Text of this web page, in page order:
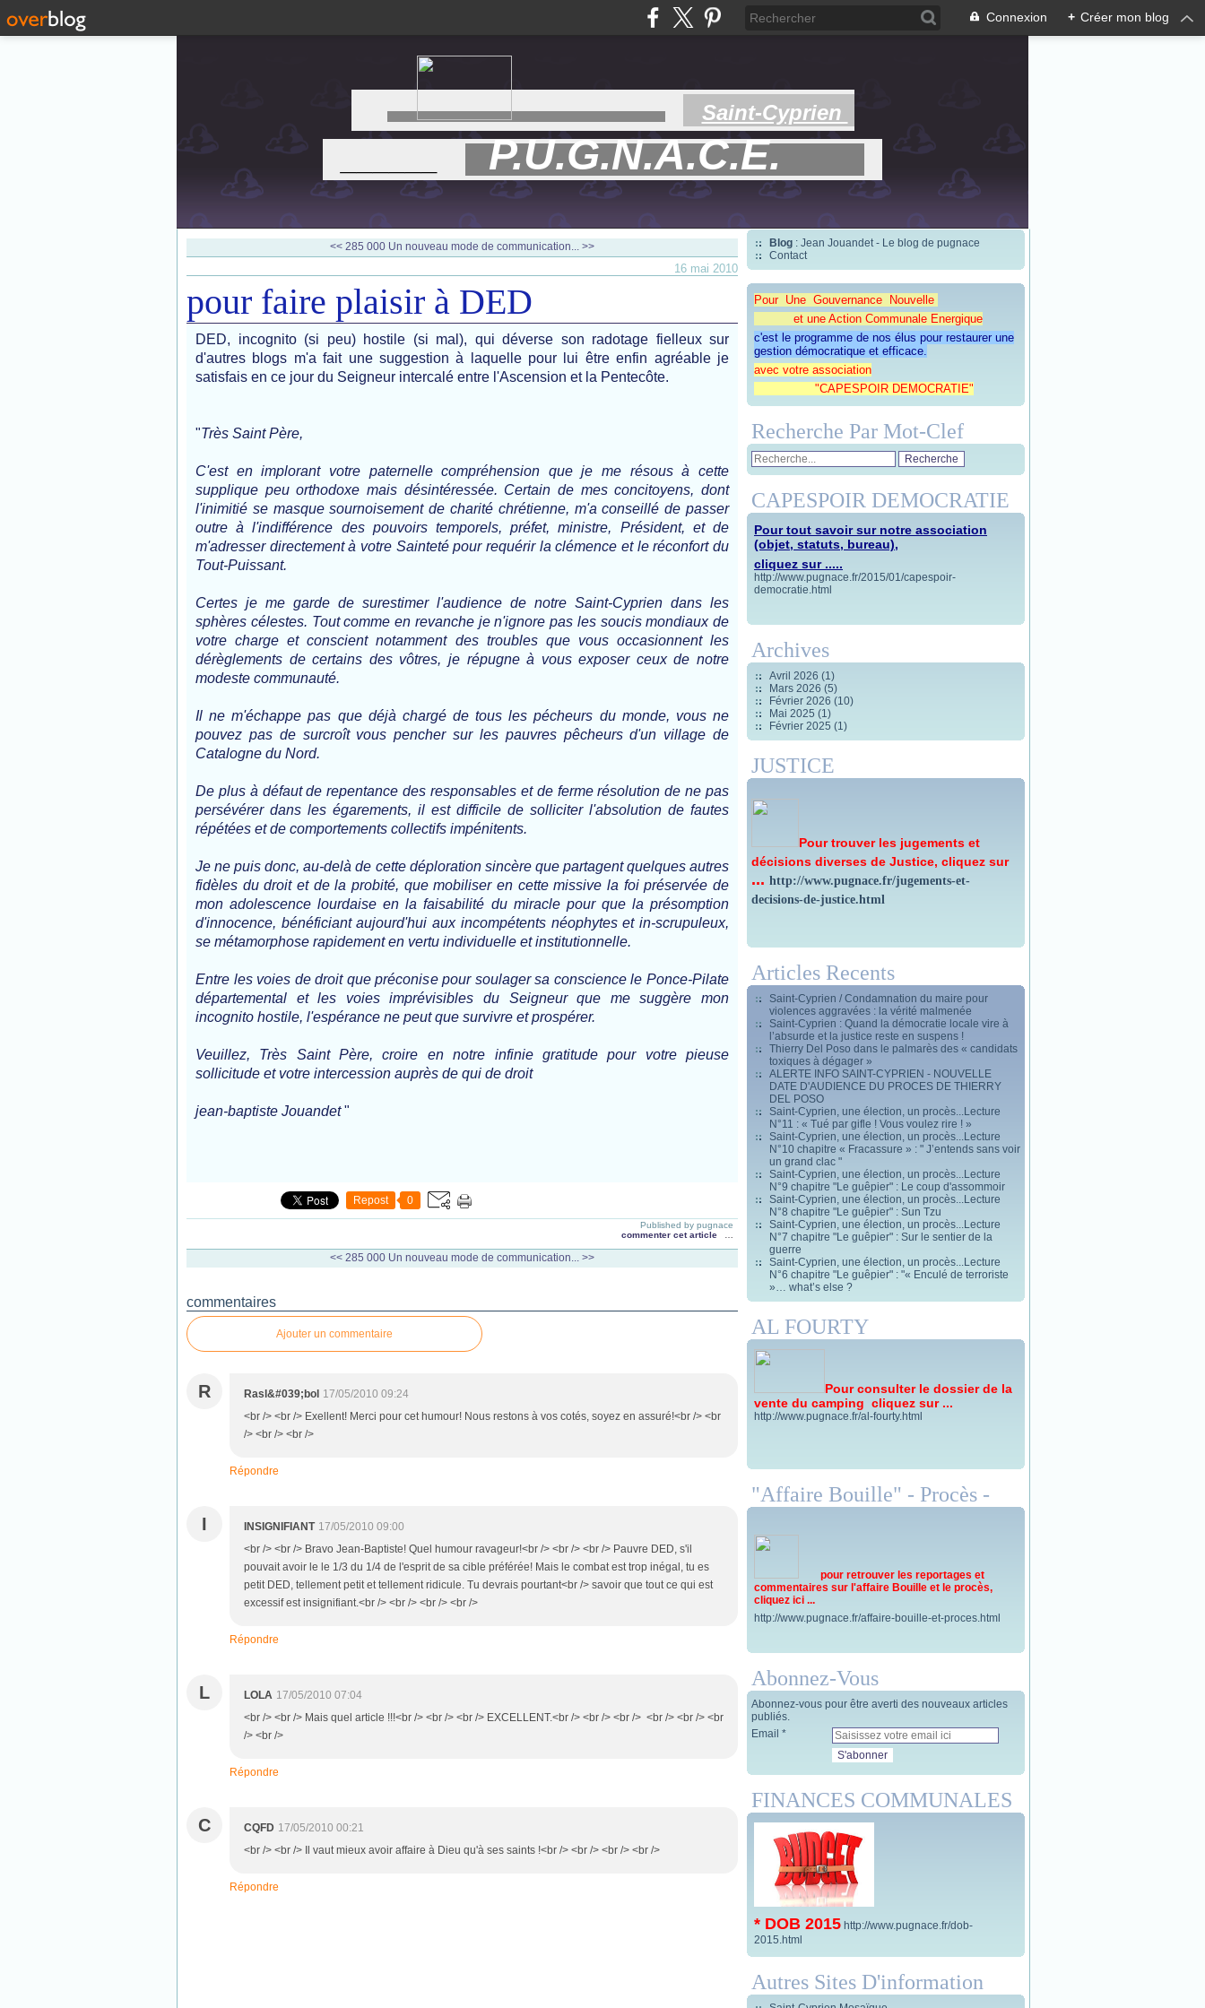
Connexion + Créer mon blog
Saint-Cyprien
P.U.G.N.A.C.E.
<< 285 000 Un nouveau mode de communication... >>
16 mai 2010
pour faire plaisir à DED
DED, incognito (si peu) hostile (si mal), qui déverse son radotage fielleux sur
d'autres blogs m'a fait une suggestion à laquelle pour lui être enfin agréable je
satisfais en ce jour du Seigneur intercalé entre l'Ascension et la Pentecôte.
"Très Saint Père,
C'est en implorant votre paternelle compréhension que je me résous à cette
supplique peu orthodoxe mais désintéressée. Certain de mes concitoyens, dont
l'inimitié se masque sournoisement de charité chrétienne, m'a conseillé de passer
outre à l'indifférence des pouvoirs temporels, préfet, ministre, Président, et de
m'adresser directement à votre Sainteté pour requérir la clémence et le réconfort du
Tout-Puissant.
Certes je me garde de surestimer l'audience de notre Saint-Cyprien dans les
sphères célestes. Tout comme en revanche je n'ignore pas les soucis mondiaux de
votre charge et conscient notamment des troubles que vous occasionnent les
dérèglements de certains des vôtres, je répugne à vous exposer ceux de notre
modeste communauté.
Il ne m'échappe pas que déjà chargé de tous les pécheurs du monde, vous ne
pouvez pas de surcroît vous pencher sur les pauvres pêcheurs d'un village de
Catalogne du Nord.
De plus à défaut de repentance des responsables et de ferme résolution de ne pas
persévérer dans les égarements, il est difficile de solliciter l'absolution de fautes
répétées et de comportements collectifs impénitents.
Je ne puis donc, au-delà de cette déploration sincère que partagent quelques autres
fidèles du droit et de la probité, que mobiliser en cette missive la foi préservée de
mon adolescence lourdaise en la faisabilité du miracle pour que la présomption
d'innocence, bénéficiant aujourd'hui aux incompétents néophytes et in-scrupuleux,
se métamorphose rapidement en vertu individuelle et institutionnelle.
Entre les voies de droit que préconise pour soulager sa conscience le Ponce-Pilate
départemental et les voies imprévisibles du Seigneur que me suggère mon
incognito hostile, l'espérance ne peut que survivre et prospérer.
Veuillez, Très Saint Père, croire en notre infinie gratitude pour votre pieuse
sollicitude et votre intercession auprès de qui de droit
jean-baptiste Jouandet"
Repost 0
Published by pugnace
commenter cet article
<< 285 000 Un nouveau mode de communication... >>
commentaires
Ajouter un commentaire
R Rasl&#039;bol 17/05/2010 09:24
<br /> <br /> Exellent! Merci pour cet humour! Nous restons à vos cotés, soyez en assuré!<br /> <br
/> <br /> <br />
Répondre
I INSIGNIFIANT 17/05/2010 09:00
<br /> <br /> Bravo Jean-Baptiste! Quel humour ravageur!<br /> <br /> <br /> Pauvre DED, s'il
pouvait avoir le le 1/3 du 1/4 de l'esprit de sa cible préférée! Mais le combat est trop inégal, tu es
petit DED, tellement petit et tellement ridicule. Tu devrais pourtant<br /> savoir que tout ce qui est
excessif est insignifiant.<br /> <br /> <br /> <br />
Répondre
L LOLA 17/05/2010 07:04
<br /> <br /> Mais quel article !!!<br /> <br /> <br /> EXCELLENT.<br /> <br /> <br /> <br /> <br /> <br
/> <br />
Répondre
C CQFD 17/05/2010 00:21
<br /> <br /> Il vaut mieux avoir affaire à Dieu qu'à ses saints !<br /> <br /> <br /> <br />
Répondre
Blog : Jean Jouandet - Le blog de pugnace
Contact
Pour Une Gouvernance Nouvelle
et une Action Communale Energique
c'est le programme de nos élus pour restaurer une
gestion démocratique et efficace.
avec votre association
"CAPESPOIR DEMOCRATIE"
Recherche Par Mot-Clef
CAPESPOIR DEMOCRATIE
Pour tout savoir sur notre association
(objet, statuts, bureau),
cliquez sur .....
http://www.pugnace.fr/2015/01/capespoir-
democratie.html
Archives
Avril 2026 (1)
Mars 2026 (5)
Février 2026 (10)
Mai 2025 (1)
Février 2025 (1)
JUSTICE
Pour trouver les jugements et
décisions diverses de Justice, cliquez sur
... http://www.pugnace.fr/jugements-et-
decisions-de-justice.html
Articles Recents
Saint-Cyprien / Condamnation du maire pour
violences aggravées : la vérité malmenée
Saint-Cyprien : Quand la démocratie locale vire à
l’absurde et la justice reste en suspens !
Thierry Del Poso dans le palmarès des « candidats
toxiques à dégager »
ALERTE INFO SAINT-CYPRIEN - NOUVELLE
DATE D'AUDIENCE DU PROCES DE THIERRY
DEL POSO
Saint-Cyprien, une élection, un procès...Lecture
N°11 : « Tué par gifle ! Vous voulez rire ! »
Saint-Cyprien, une élection, un procès...Lecture
N°10 chapitre « Fracassure » : " J’entends sans voir
un grand clac "
Saint-Cyprien, une élection, un procès...Lecture
N°9 chapitre "Le guêpier" : Le coup d'assommoir
Saint-Cyprien, une élection, un procès...Lecture
N°8 chapitre "Le guêpier" : Sun Tzu
Saint-Cyprien, une élection, un procès...Lecture
N°7 chapitre "Le guêpier" : Sur le sentier de la
guerre
Saint-Cyprien, une élection, un procès...Lecture
N°6 chapitre "Le guêpier" : "« Enculé de terroriste
»… what’s else ?
AL FOURTY
Pour consulter le dossier de la
vente du camping cliquez sur ...
http://www.pugnace.fr/al-fourty.html
"Affaire Bouille" - Procès -
pour retrouver les reportages et
commentaires sur l'affaire Bouille et le procès,
cliquez ici ...
http://www.pugnace.fr/affaire-bouille-et-proces.html
Abonnez-Vous
Abonnez-vous pour être averti des nouveaux articles
publiés.
Email
FINANCES COMMUNALES
* DOB 2015 http://www.pugnace.fr/dob-
2015.html
Autres Sites D'information